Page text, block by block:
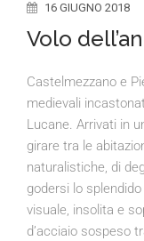
16 GIUGNO 2018
Volo
Castelmezzano e
medievali
Lucane. Arrivati in
girare tra le
naturalistiche, di
godersi lo
visuale, insolita e
d’acciaio sospeso